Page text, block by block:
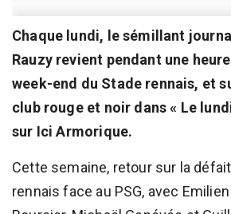
Chaque lundi, le sémillant
Rauzy revient pendant une
week-end du Stade rennais, et
club rouge et noir dans « Le
sur Ici Armorique.
Cette semaine, retour sur la
rennais face au PSG, avec